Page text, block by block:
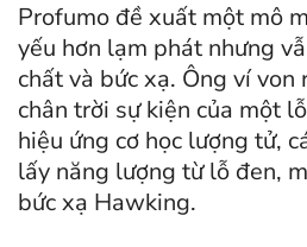
Profumo đề xuất một mô
yếu hơn lạm phát nhưng
chất và bức xạ. Ông ví
chân trời sự kiện của một
hiệu ứng cơ học lượng tử,
lấy năng lượng từ lỗ đen,
bức xạ Hawking.